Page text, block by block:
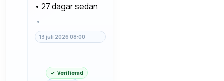
parkeringsplats
• 27 dagar sedan
•
13 juli 2026 08:00
Verifierad